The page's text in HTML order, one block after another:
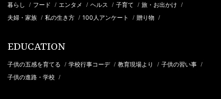
暮らし / フード / エンタメ / ヘルス / 子育て / 旅・お出かけ /
夫婦・家族 / 私の生き方 / 100人アンケート / 贈り物 /
EDUCATION
子供の五感を育てる / 学校行事コーデ / 教育現場より / 子供の習い事 /
子供の進路・学校 /